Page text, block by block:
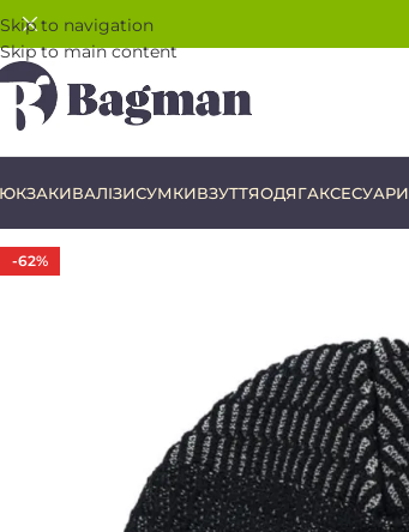
Skip to navigation
Skip to main content
ВАЛІЗИСУМКИВЗУТТЯОДЯГАКСЕСУАРИ
-62%